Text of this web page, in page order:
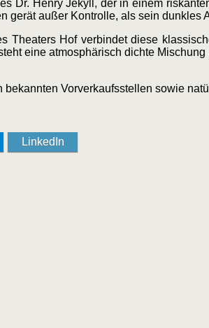
Dr. Henry Jekyll, der in einem
gerät außer Kontrolle, als sein dunkles
Theaters Hof verbindet diese
eine atmosphärisch dichte
bekannten Vorverkaufsstellen sowie
LinkedIn